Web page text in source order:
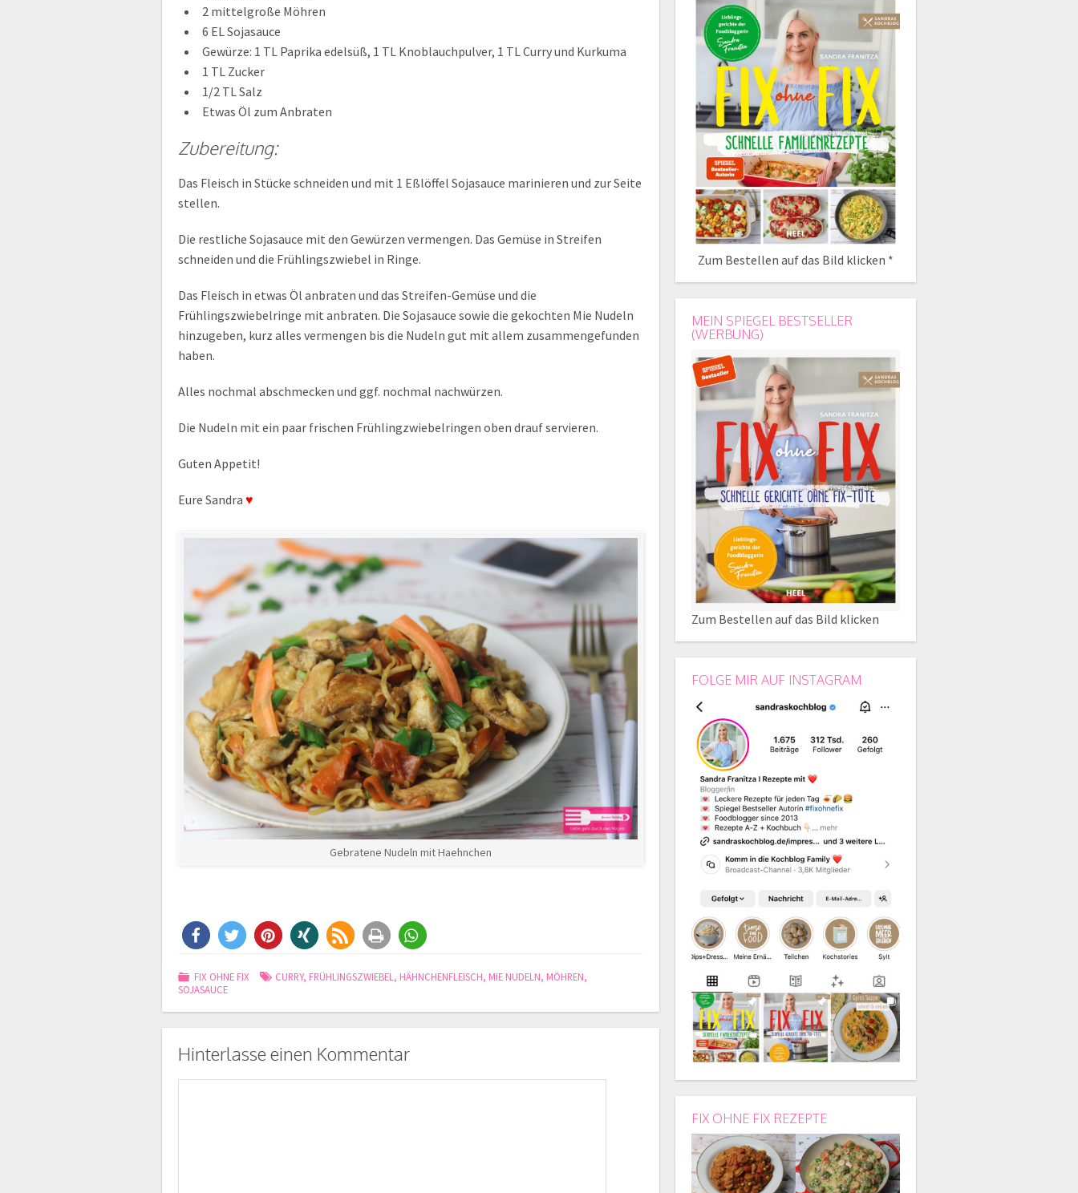
2 mittelgroße Möhren
6 EL Sojasauce
Gewürze: 1 TL Paprika edelsüß, 1 TL Knoblauchpulver, 1 TL Curry und Kurkuma
1 TL Zucker
1/2 TL Salz
Etwas Öl zum Anbraten
Zubereitung:
Das Fleisch in Stücke schneiden und mit 1 Eßlöffel Sojasauce marinieren und zur Seite
stellen.
Die restliche Sojasauce mit den Gewürzen vermengen. Das Gemüse in Streifen
schneiden und die Frühlingszwiebel in Ringe.
Das Fleisch in etwas Öl anbraten und das Streifen-Gemüse und die
Frühlingszwiebelringe mit anbraten. Die Sojasauce sowie die gekochten Mie Nudeln
hinzugeben, kurz alles vermengen bis die Nudeln gut mit allem zusammengefunden
haben.
Alles nochmal abschmecken und ggf. nochmal nachwürzen.
Die Nudeln mit ein paar frischen Frühlingzwiebelringen oben drauf servieren.
Guten Appetit!
Eure Sandra ♥
Gebratene Nudeln mit Haehnchen
FIX OHNE FIX CURRY, FRÜHLINGSZWIEBEL, HÄHNCHENFLEISCH, MIE NUDELN, MÖHREN,
SOJASAUCE
Hinterlasse einen Kommentar
Zum Bestellen auf das Bild klicken *
MEIN SPIEGEL BESTSELLER
(WERBUNG)
Zum Bestellen auf das Bild klicken
FOLGE MIR AUF INSTAGRAM
FIX OHNE FIX REZEPTE